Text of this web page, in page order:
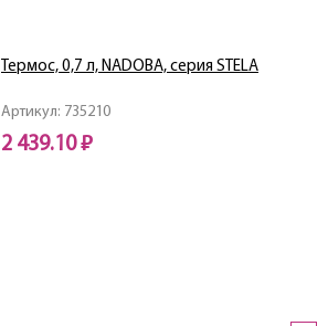
Артикул: 735210
Термос, 0,7 л, NADOBA, серия STELA
2 439.10 ₽